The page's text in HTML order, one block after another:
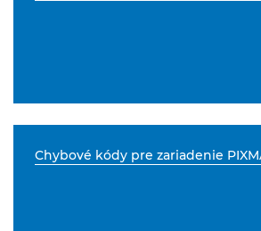
Chybové kódy pre zariadenie